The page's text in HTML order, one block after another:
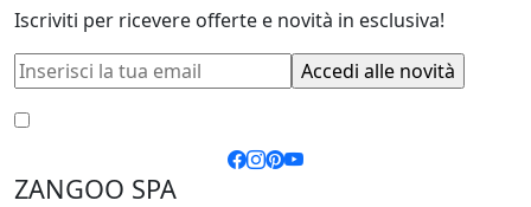
Iscriviti per ricevere offerte e novità in esclusiva!
ZANGOO SPA